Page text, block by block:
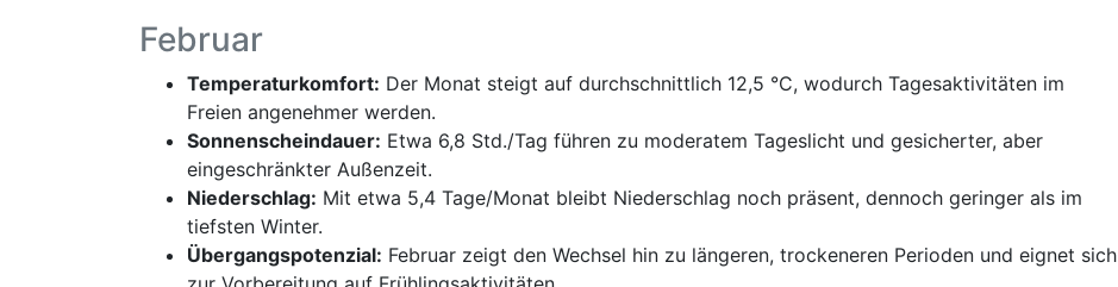
Februar
Temperaturkomfort: Der Monat steigt auf durchschnittlich 12,5 °C, wodurch Tagesaktivitäten im
Freien angenehmer werden.
Sonnenscheindauer: Etwa 6,8 Std./Tag führen zu moderatem Tageslicht und gesicherter, aber
eingeschränkter Außenzeit.
Niederschlag: Mit etwa 5,4 Tage/Monat bleibt Niederschlag noch präsent, dennoch geringer als im
tiefsten Winter.
Übergangspotenzial: Februar zeigt den Wechsel hin zu längeren, trockeneren Perioden und eignet sich